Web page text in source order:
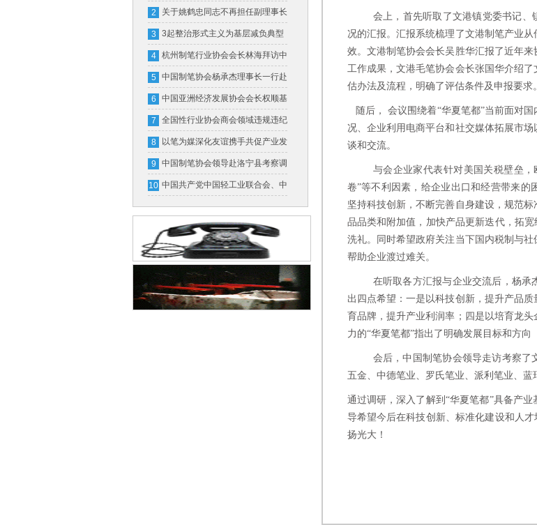
会换届大会在北京隆重召开
2 关于姚鹤忠同志不再担任副理事长
的公告
3 3起整治形式主义为基层减负典型
问题，公开通报！
4 杭州制笔行业协会会长林海拜访中
国制笔协会
5 中国制笔协会杨承杰理事长一行赴
横琴粤澳深度合作区和广东省文化
用品行业协会考察交流
6 中国亚洲经济发展协会会长权顺基
接受纪律审查和监察调查
7 全国性行业协会商会领域违规违纪
违法典型案例
8 以笔为媒深化友谊携手共促产业发
展
9 中国制笔协会领导赴洛宁县考察调
研
10 中国共产党中国轻工业联合会、中
华全国手工业合作总社第五次代表
大会在京召开
会上，首先听取了文港镇党委书记、
况的汇报。汇报系统梳理了文港制笔产业
效。文港制笔协会会长吴胜华汇报了近年
工作成果，文港毛笔协会会长张国华介绍
估办法及流程，明确了评估条件及申报要求。
随后， 会议围绕着“华夏笔都”当前面对
况、企业利用电商平台和社交媒体拓展市
谈和交流。
与会企业家代表针对美国关税壁垒
卷”等不利因素，给企业出口和经营带来
坚持科技创新，不断完善自身建设，规范
品品类和附加值，加快产品更新迭代，拓
洗礼。同时希望政府关注当下国内税制与
帮助企业渡过难关。
在听取各方汇报与企业交流后，杨承
出四点希望：一是以科技创新，提升产品
育品牌，提升产业利润率；四是以培育龙
力的“华夏笔都”指出了明确发展目标和方向
会后，中国制笔协会领导走访考察了
五金、中德笔业、罗氏笔业、派利笔业、蓝
通过调研，深入了解到 “华夏笔都”具备产
导希望今后在科技创新、标准化建设和人
扬光大！